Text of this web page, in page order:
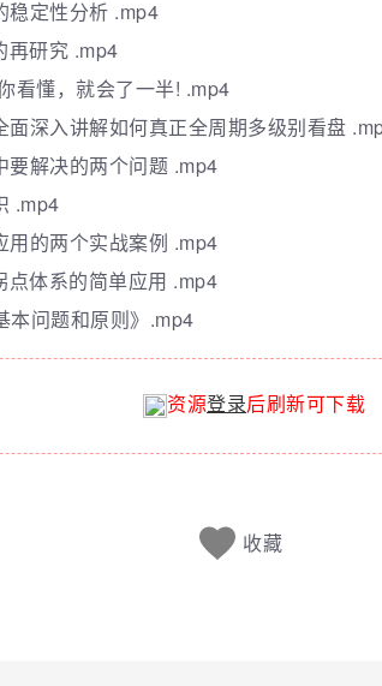
稳定性分析 .mp4
再研究 .mp4
看懂，就会了一半! .mp4
深入讲解如何真正全周期多级别看盘
解决的两个问题 .mp4
.mp4
的两个实战案例 .mp4
体系的简单应用 .mp4
本问题和原则》.mp4
资源登录后刷新可下载
收藏